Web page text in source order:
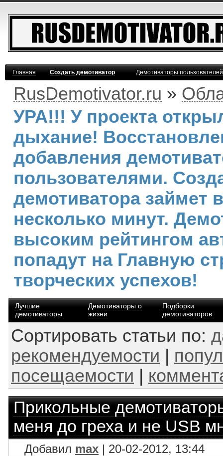
Главная Создать демотиватор Демотиваторы
RusDemotivator.ru »
УРА!!! У проекта
дыхание!
добавления
пользователями.
демотиватора займет
несколько минут.
высоким рейтингом
попадут на Главную
творческих успехов!
Лучшие
демотиваторы
Демотиваторы о
жизни
Подборки
демотиваторов
Сортировать статьи по:
рекомендуемости
посещаемости
Прикольные
меня до греха и не USB
Добавил max | 20-02-2012, 13:44